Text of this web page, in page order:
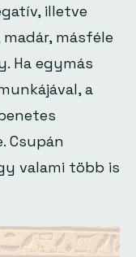
illetve
másféle
Ha egymás
a
Csupán
valami több is